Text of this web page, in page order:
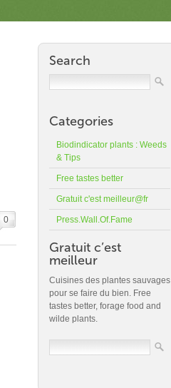
0
Search
Categories
Biodindicator plants : Weeds
& Tips
Free tastes better
Gratuit c'est meilleur@fr
Press.Wall.Of.Fame
Gratuit c’est
meilleur
Cuisines des plantes sauvages
pour se faire du bien. Free
tastes better, forage food and
wilde plants.